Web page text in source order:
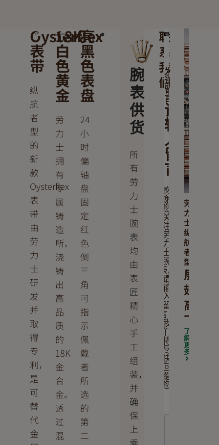
Oysterflex
表
带
纵
航
者
型
的
新
款
Oysterflex
表
带
由
劳
力
士
研
发
并
取
得
专
利，
是
可
替
代
金
18K
白
色
黄
金
劳
力
士
拥
有
专
属
铸
造
所，
浇
铸
出
高
品
质
的
18K
金
合
金。
透
过
混
亮
黑
色
表
盘
24
小
时
偏
轴
盘
固
定
红
色
倒
三
角
可
指
示
佩
戴
者
所
选
的
第
二
腕
表
供
货
所
有
劳
力
士
腕
表
均
由
表
匠
精
心
手
工
组
装，
并
确
保
上
联
系
我
们
发
送
留
言
请
输
入
留
言
感
谢
您
关
注
劳
力
士
腕
表。
请
输
入
留
言，
我
们
将
尽
快
回
覆
您
劳
力
士
纵
航
者
型
展
翅
高
飞
了
解
更
多